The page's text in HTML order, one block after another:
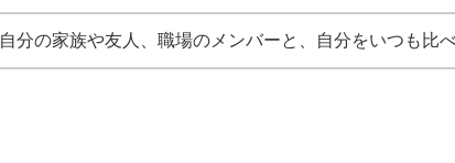
自分の家族や友人、職場のメンバーと、自分をいつも比